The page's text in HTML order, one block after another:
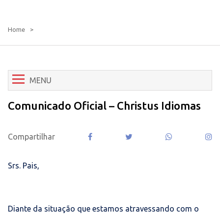
Home >
MENU
Comunicado Oficial – Christus Idiomas
Compartilhar
Srs. Pais,
Diante da situação que estamos atravessando com o